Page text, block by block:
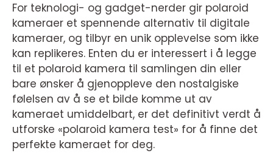
For teknologi- og gadget-nerder gir polaroid
kameraer et spennende alternativ til digitale
kameraer, og tilbyr en unik opplevelse som ikke
kan replikeres. Enten du er interessert i å legge
til et polaroid kamera til samlingen din eller
bare ønsker å gjenoppleve den nostalgiske
følelsen av å se et bilde komme ut av
kameraet umiddelbart, er det definitivt verdt å
utforske «polaroid kamera test» for å finne det
perfekte kameraet for deg.